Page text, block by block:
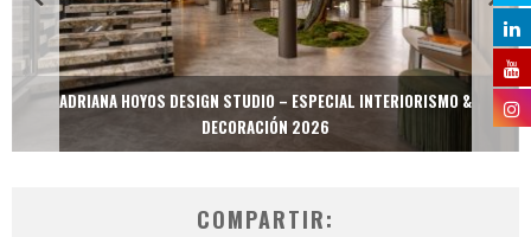
ADRIANA HOYOS DESIGN STUDIO – ESPECIAL INTERIORISMO &
DECORACIÓN 2026
COMPARTIR: